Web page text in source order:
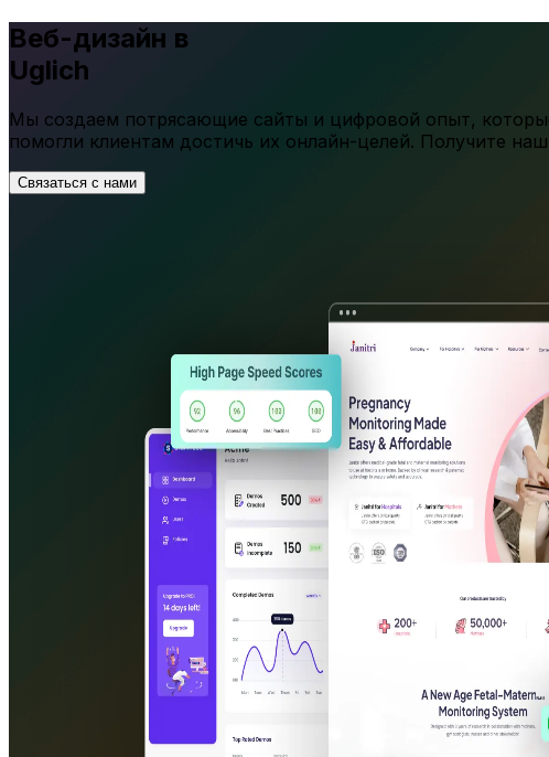
Веб-дизайн в
Uglich
Мы создаем потрясающие сайты и цифровой опыт,
помогли клиентам достичь их онлайн-целей. Получите
Связаться с нами